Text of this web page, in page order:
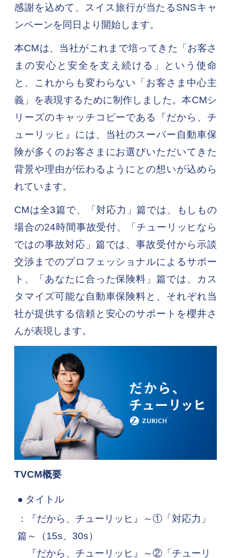
感謝を込めて、スイス旅行が当たるSNSキャ
ンペーンを同日より開始します。
本CMは、当社がこれまで培ってきた「お客さ
まの安心と安全を支え続ける」という使命
と、これからも変わらない「お客さま中心主
義」を表現するために制作しました。本CMシ
リーズのキャッチコピーである『だから、チ
ューリッヒ』には、当社のスーパー自動車保
険が多くのお客さまにお選びいただいてきた
背景や理由が伝わるようにとの想いが込めら
れています。
CMは全3篇で、「対応力」篇では、もしもの
場合の24時間事故受付、「チューリッヒなら
ではの事故対応」篇では、事故受付から示談
交渉までのプロフェッショナルによるサポー
ト、「あなたに合った保険料」篇では、カス
タマイズ可能な自動車保険料と、それぞれ当
社が提供する信頼と安心のサポートを櫻井さ
んが表現します。
TVCM概要
● タイトル
：『だから、チューリッヒ』～①「対応力」
篇～（15s、30s）
『だから、チューリッヒ』～②「チューリ